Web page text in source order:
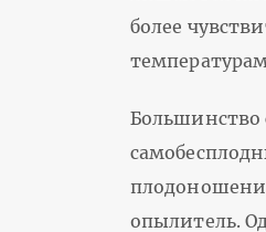
более
Большинство
опылитель.